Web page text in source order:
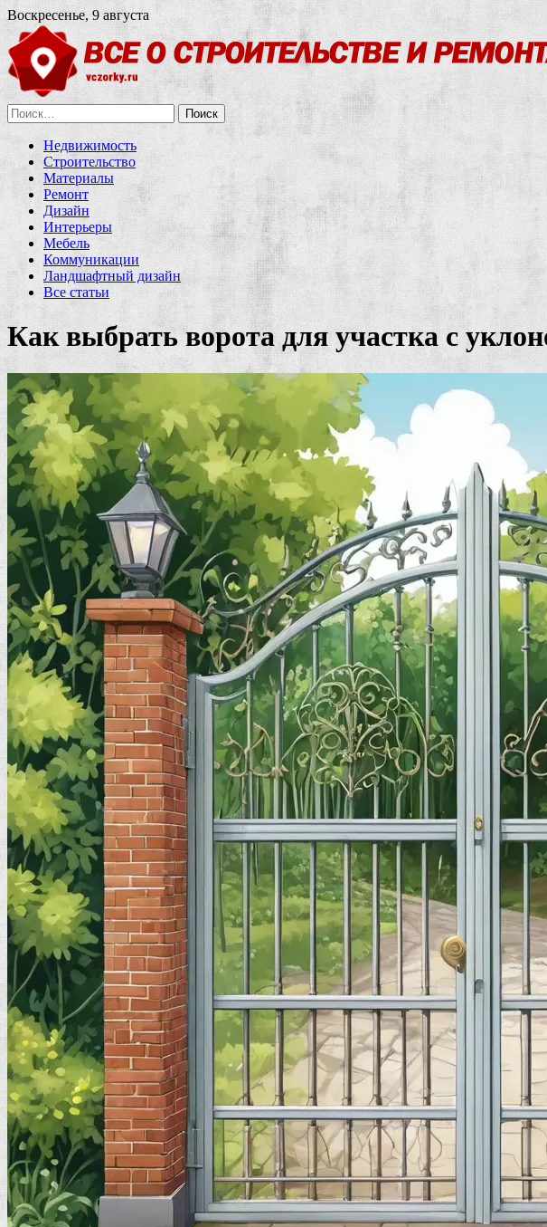
Воскресенье, 9 августа
Найти:
Недвижимость
Строительство
Материалы
Ремонт
Дизайн
Интерьеры
Мебель
Коммуникации
Ландшафтный дизайн
Все статьи
Как выбрать ворота для участка с